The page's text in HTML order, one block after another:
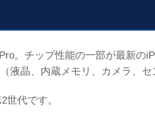
。チップ性能の一部が最新の
液晶、内蔵メモリ、カメラ、セ
代です。